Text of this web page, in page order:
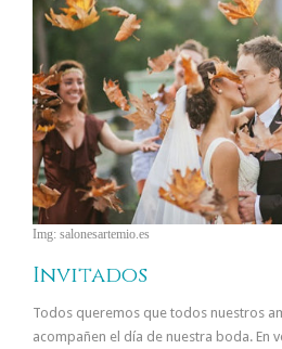
Img: salonesartemio.es
Invitados
Todos queremos que todos nuestros
acompañen el día de nuestra boda. En